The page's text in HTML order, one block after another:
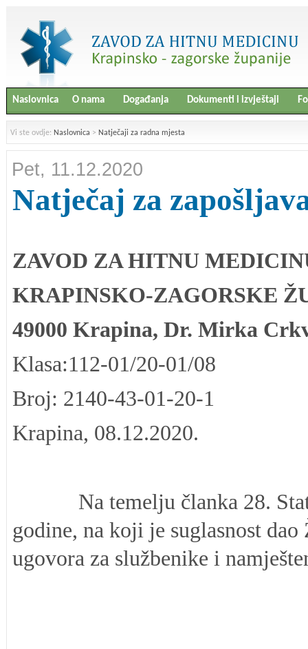
Naslovnica O nama Događanja Dokumenti i izvještaji
Vi ste ovdje: Naslovnica > Natječaji za radna mjesta
Pet, 11.12.2020
Natječaj za
ZAVOD ZA HITNU
KRAPINSKO-ZAGORSKE
49000 Krapina, Dr. Mirka
Klasa:112-01/20-01/08
Broj: 2140-43-01-20-1
Krapina, 08.12.2020.
Na temelju članka 28.
godine, na koji je suglasnost
ugovora za službenike i